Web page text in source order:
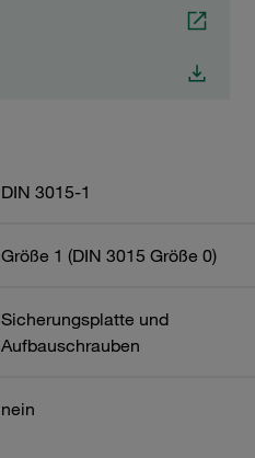
DIN 3015-1
Größe 1 (DIN 3015 Größe 0)
Sicherungsplatte und
Aufbauschrauben
nein